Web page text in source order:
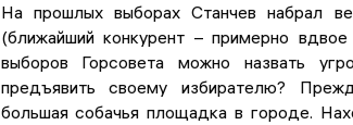
На прошлых выборах Станчев набрал
(ближайший конкурент – примерно
выборов Горсовета можно назвать
предъявить своему избирателю?
большая собачья площадка в городе.